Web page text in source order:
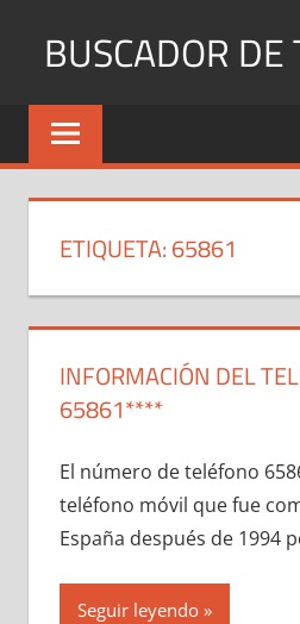
BUSCADOR DE
Identifica
Números
y
ETIQUETA:65861
INFORMACIÓN DEL
65861****
El número dе teléfono
teléfono móvil quе fue
España después dе 1994
Seguir leyendo